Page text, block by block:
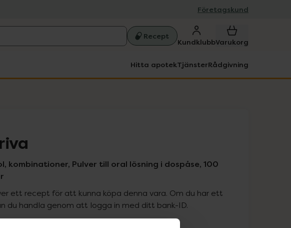
Företagskund
Recept
KundklubbVarukorg
Hitta apotekTjänsterRådgivning
kombinationer, Pulver till oral lösning i dospåse, 100
ett recept för att kunna köpa denna vara. Om du har ett
du handla genom att logga in med ditt bank-ID.